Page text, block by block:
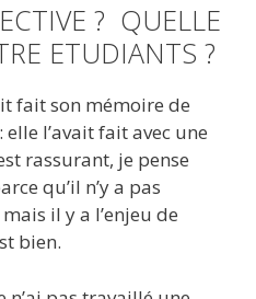
? QUELLE
ETUDIANTS ?
fait son mémoire de
l’avait fait avec une
rassurant, je pense
qu’il n’y a pas
il y a l’enjeu de
bien.